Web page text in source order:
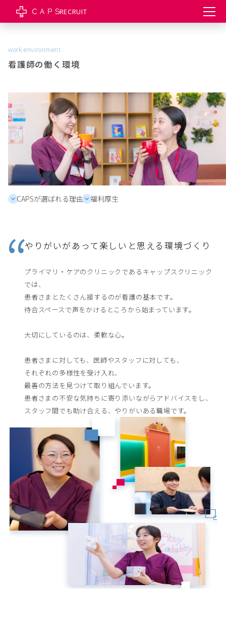
RECRUIT
work environment
看護師の働く環境
CAPSが選ばれる理由 福利厚生
やりがいがあって楽しいと思える環境づくり
プライマリ・ケアのクリニックであるキャップスクリニック
では、
患者さまとたくさん接するのが看護の基本です。
待合スペースで声をかけるところから始まっています。
大切にしているのは、柔軟な心。
患者さまに対しても、医師やスタッフに対しても、
それぞれの多様性を受け入れ、
最善の方法を見つけて取り組んでいます。
患者さまの不安な気持ちに寄り添いながらアドバイスをし、
スタッフ間でも助け合える、やりがいある職場です。